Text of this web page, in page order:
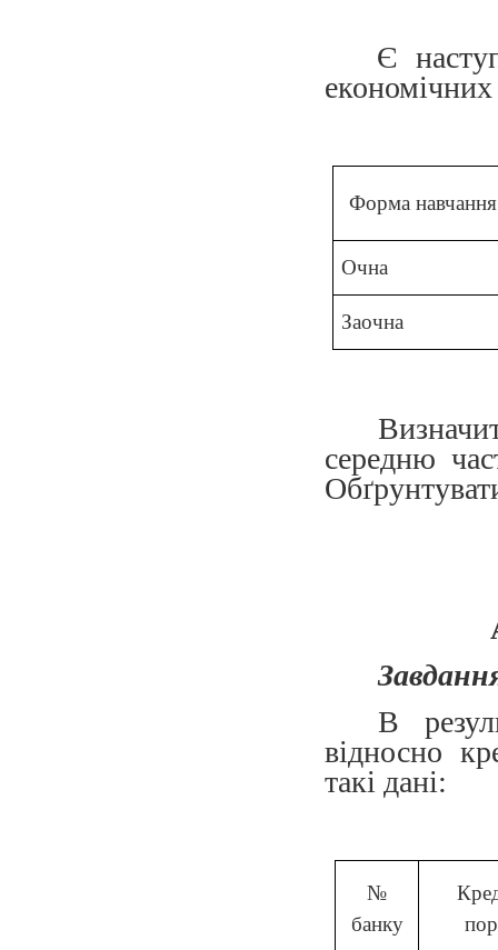
Є
економічних
Форма навчання
Очна
Заочна
середню
В
відносно
такі дані:
№
банку